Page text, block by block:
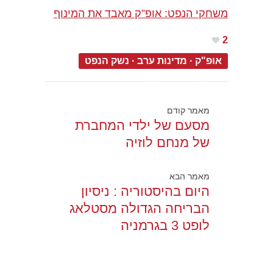
משחקי הנפט: אופ”ק מאבד את המינוף
2
אופ"ק · מדינות ערב · נשק הנפט
מאמר קודם
מסעם של ילדי המחברת
של מנחם לוזיה
מאמר הבא
היום בהיסטוריה : ניסיון
הבריחה הגדולה מסטלאג
לופט 3 בגרמניה